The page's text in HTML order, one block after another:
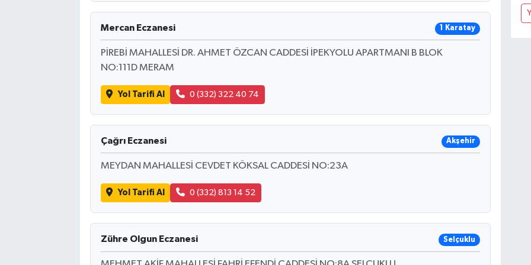
Mercan Eczanesi 1 Karatay
PİREBİ MAHALLESİ DR. AHMET ÖZCAN CADDESİ İPEKYOLU APARTMANI B BLOK
NO:111D MERAM
Yol Tarifi Al 0 (332) 322 40 74
Çağrı Eczanesi Akşehir
MEYDAN MAHALLESİ CEVDET KÖKSAL CADDESİ NO:23A
Yol Tarifi Al 0 (332) 813 14 52
Zühre Olgun Eczanesi Selçuklu